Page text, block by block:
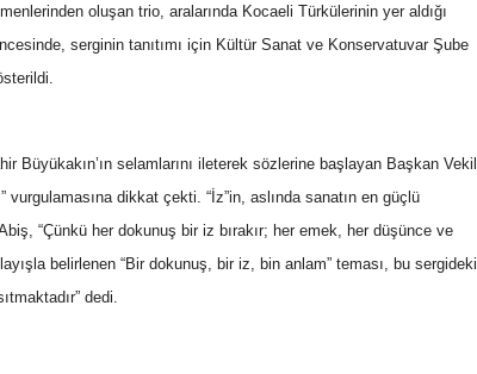
oluşan trio, aralarında Kocaeli Türkülerinin yer aldığı
serginin tanıtımı için Kültür Sanat ve Konservatuvar Şube
Büyükakın’ın selamlarını ileterek sözlerine başlayan Başkan Vekil
vurgulamasına dikkat çekti. “İz”in, aslında sanatın en güçlü
“Çünkü her dokunuş bir iz bırakır; her emek, her düşünce ve
belirlenen “Bir dokunuş, bir iz, bin anlam” teması, bu sergideki
dedi.